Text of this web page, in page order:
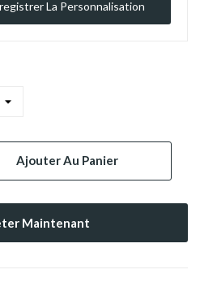
La Personnalisation
Ajouter Au Panier
Maintenant